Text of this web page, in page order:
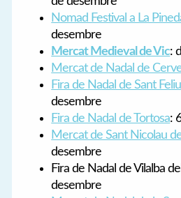
Nomad Festival a La
desembre
Mercat Medieval de Vic:
Mercat de Nadal de
Fira de Nadal de Sant
desembre
Fira de Nadal de Tortosa:
Mercat de Sant Nicolau
desembre
Fira de Nadal de Vilalba
desembre